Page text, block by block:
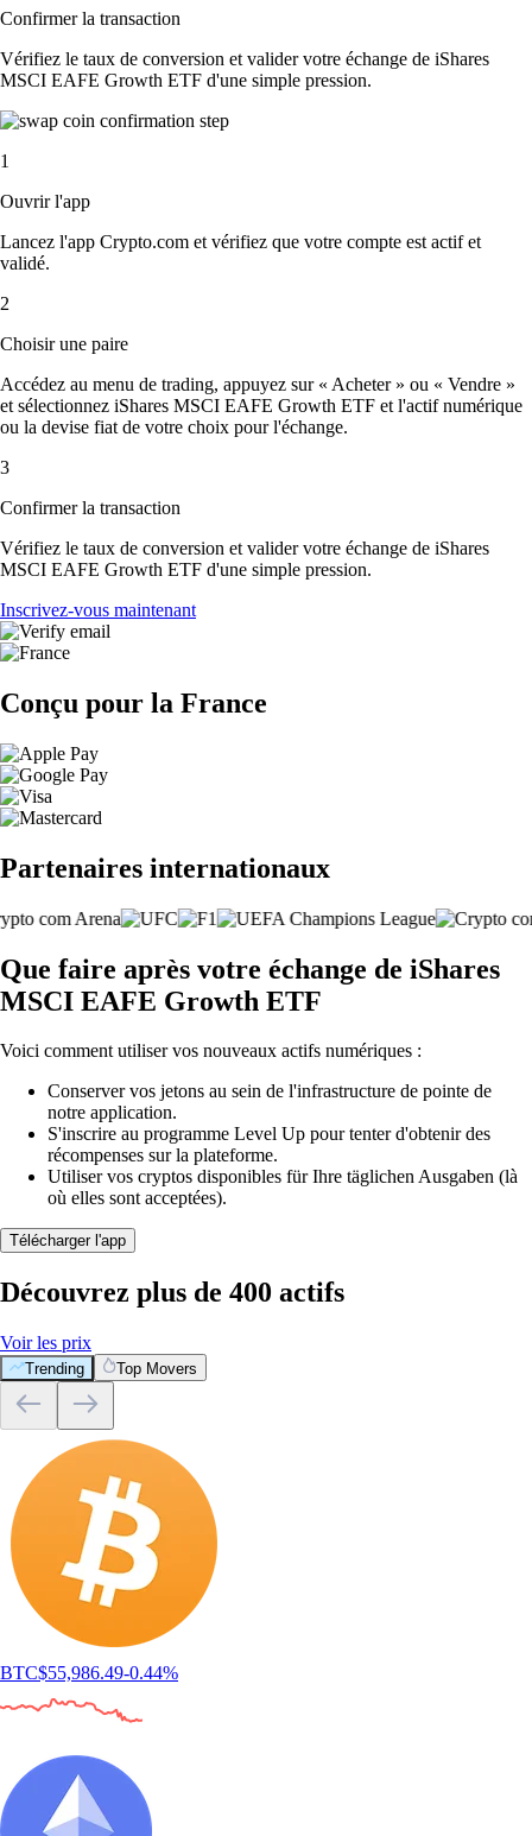
Confirmer la transaction
Vérifiez le taux de conversion et valider votre échange de iShares
MSCI EAFE Growth ETF d'une simple pression.
1
Ouvrir l'app
Lancez l'app Crypto.com et vérifiez que votre compte est actif et
validé.
2
Choisir une paire
Accédez au menu de trading, appuyez sur « Acheter » ou « Vendre »
et sélectionnez iShares MSCI EAFE Growth ETF et l'actif numérique
ou la devise fiat de votre choix pour l'échange.
3
Confirmer la transaction
Vérifiez le taux de conversion et valider votre échange de iShares
MSCI EAFE Growth ETF d'une simple pression.
Inscrivez-vous maintenant
Conçu pour la France
Partenaires internationaux
Que faire après votre échange de iShares
MSCI EAFE Growth ETF
Voici comment utiliser vos nouveaux actifs numériques :
Conserver vos jetons au sein de l'infrastructure de pointe de
notre application.
S'inscrire au programme Level Up pour tenter d'obtenir des
récompenses sur la plateforme.
Utiliser vos cryptos disponibles für Ihre täglichen Ausgaben (là
où elles sont acceptées).
Télécharger l'app
Découvrez plus de 400 actifs
Voir les prix
Trending Top Movers
BTC$55,986.49-0.44%